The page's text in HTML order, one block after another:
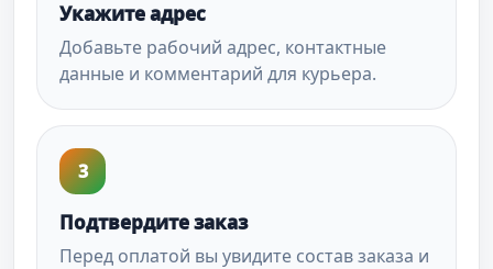
Укажите адрес
Добавьте рабочий адрес, контактные
данные и комментарий для курьера.
3
Подтвердите заказ
Перед оплатой вы увидите состав заказа и